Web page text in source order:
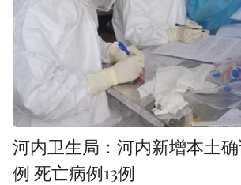
河内卫生局：河内新增本土
例 死亡病例13例